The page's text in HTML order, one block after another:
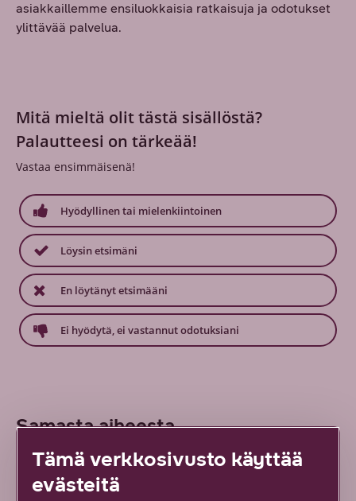
asiakkaillemme ensiluokkaisia ratkaisuja ja odotukset
ylittävää palvelua.
Mitä mieltä olit tästä sisällöstä?
Palautteesi on tärkeää!
Vastaa ensimmäisenä!
Hyödyllinen tai mielenkiintoinen
Löysin etsimäni
En löytänyt etsimääni
Ei hyödytä, ei vastannut odotuksiani
Samasta aiheesta
Kasvun tekijät: Argimarket ottaa rohkean
Tämä verkkosivusto käyttää
evästeitä